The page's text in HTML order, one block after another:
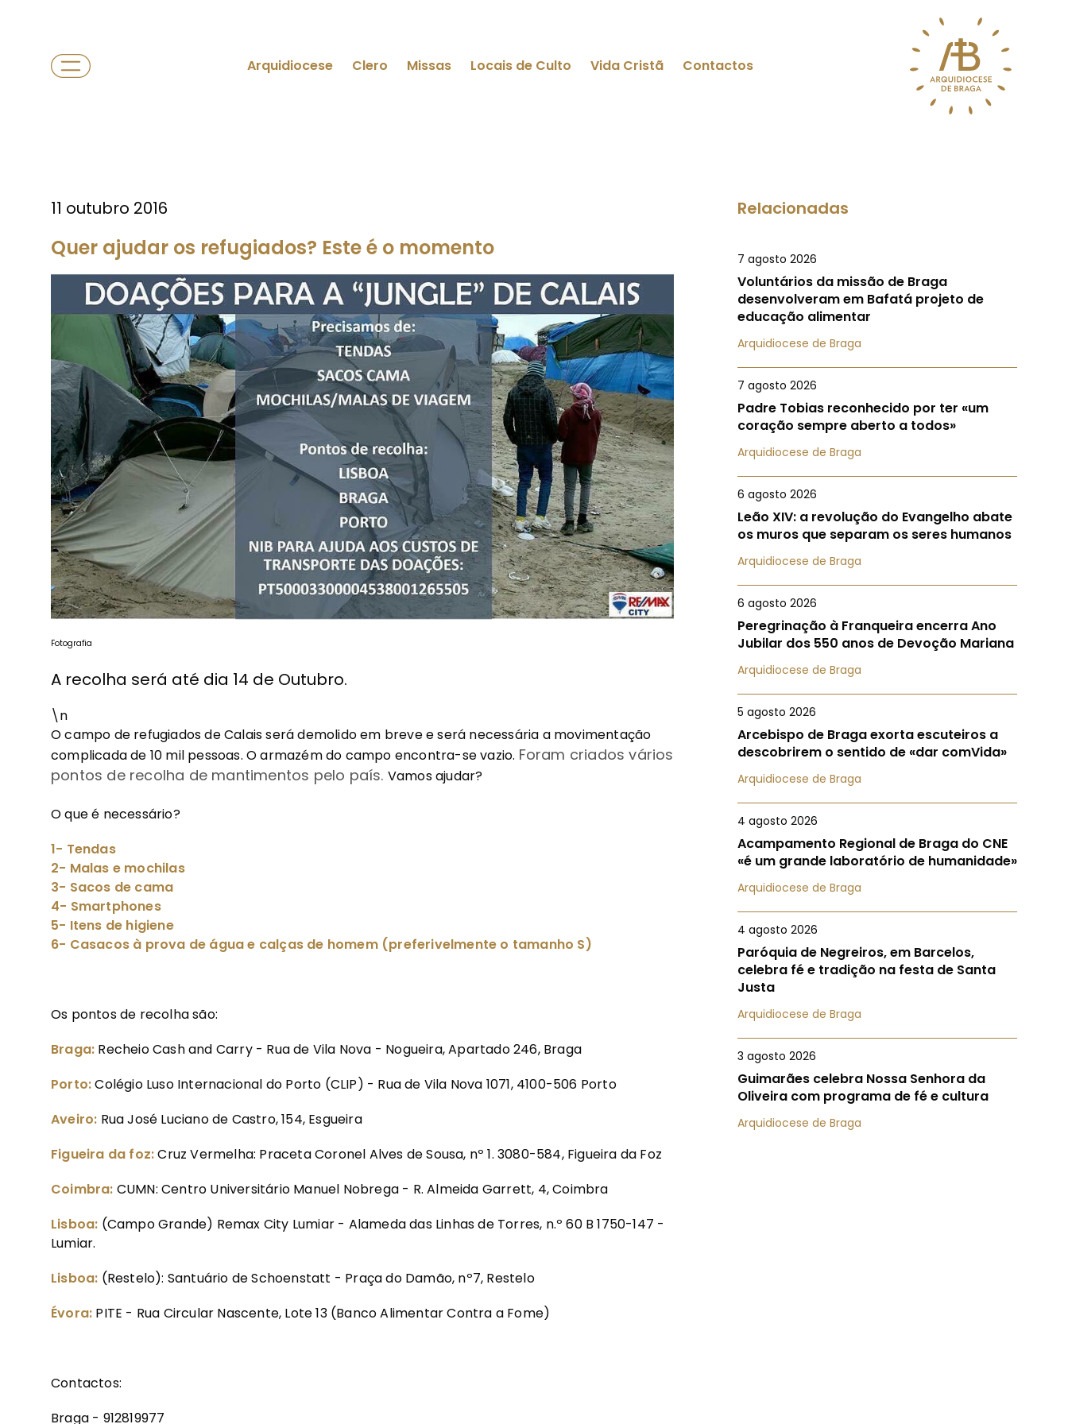
Arquidiocese Clero Missas Locais de Culto Vida Cristã Contactos
11 outubro 2016
Quer ajudar os refugiados? Este é o momento
Fotografia
A recolha será até dia 14 de Outubro.
\n
O campo de refugiados de Calais será demolido em breve e será necessária a movimentação
complicada de 10 mil pessoas. O armazém do campo encontra-se vazio. Foram criados vários
pontos de recolha de mantimentos pelo país. Vamos ajudar?
O que é necessário?
1- Tendas
2- Malas e mochilas
3- Sacos de cama
4- Smartphones
5- Itens de higiene
6- Casacos à prova de água e calças de homem (preferivelmente o tamanho S)
Os pontos de recolha são:
Braga: Recheio Cash and Carry - Rua de Vila Nova - Nogueira, Apartado 246, Braga
Porto:Colégio Luso Internacional do Porto (CLIP) - Rua de Vila Nova 1071, 4100-506 Porto
Aveiro: Rua José Luciano de Castro, 154, Esgueira
Figueira da foz:Cruz Vermelha: Praceta Coronel Alves de Sousa, nº 1. 3080-584, Figueira da Foz
Coimbra: CUMN: Centro Universitário Manuel Nobrega - R. Almeida Garrett, 4, Coimbra
Lisboa: (Campo Grande) Remax City Lumiar - Alameda das Linhas de Torres, n.º 60 B 1750-147 -
Lumiar.
Lisboa: (Restelo): Santuário de Schoenstatt - Praça do Damão, nº7, Restelo
Évora: PITE - Rua Circular Nascente, Lote 13 (Banco Alimentar Contra a Fome)
Contactos:
Braga - 912819977
Relacionadas
7 agosto 2026
Voluntários da missão de Braga
desenvolveram em Bafatá projeto de
educação alimentar
Arquidiocese de Braga
7 agosto 2026
Padre Tobias reconhecido por ter «um
coração sempre aberto a todos»
Arquidiocese de Braga
6 agosto 2026
Leão XIV: a revolução do Evangelho abate
os muros que separam os seres humanos
Arquidiocese de Braga
6 agosto 2026
Peregrinação à Franqueira encerra Ano
Jubilar dos 550 anos de Devoção Mariana
Arquidiocese de Braga
5 agosto 2026
Arcebispo de Braga exorta escuteiros a
descobrirem o sentido de «dar comVida»
Arquidiocese de Braga
4 agosto 2026
Acampamento Regional de Braga do CNE
«é um grande laboratório de humanidade»
Arquidiocese de Braga
4 agosto 2026
Paróquia de Negreiros, em Barcelos,
celebra fé e tradição na festa de Santa
Justa
Arquidiocese de Braga
3 agosto 2026
Guimarães celebra Nossa Senhora da
Oliveira com programa de fé e cultura
Arquidiocese de Braga